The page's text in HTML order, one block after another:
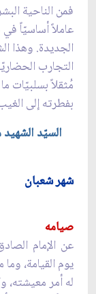
فمن الناحية
عاملاً أساسيّاً
الجديدة. وهذا
التجارب
مُثقلاً بسلبيّات
بفطرته إلى
السيّد
شهر شعبان
‏صيامه
عن الإمام
يوم القيامة،
له أمر